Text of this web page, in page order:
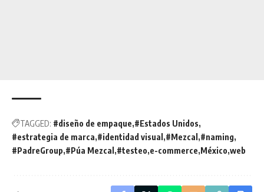
TAGGED: #diseño de empaque #Estados Unidos
#estrategia de marca #identidad visual #Mezcal #naming
#PadreGroup #Púa Mezcal #testeo e-commerce México web